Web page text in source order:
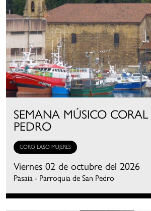
SEMANA MÚSICO
PEDRO
CORO EASO MUJERES
Viernes 02 de octubre del 2026
Pasaia - Parroquia de San Pedro